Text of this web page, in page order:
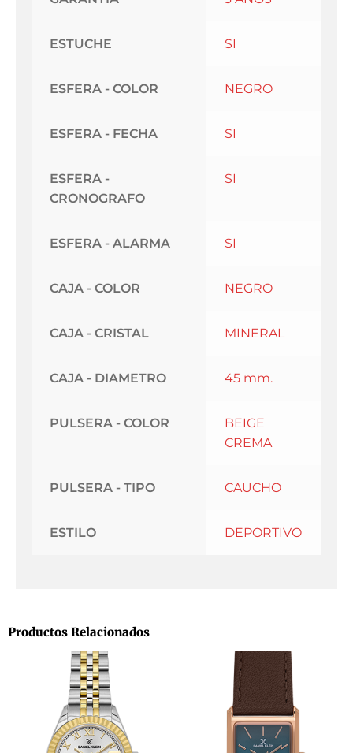
ESTUCHE SI
ESFERA - COLOR NEGRO
ESFERA - FECHA SI
ESFERA -
CRONOGRAFO
SI
ESFERA - ALARMA SI
CAJA - COLOR NEGRO
CAJA - CRISTAL MINERAL
CAJA - DIAMETRO 45 mm.
PULSERA - COLOR
BEIGE
CREMA
PULSERA - TIPO CAUCHO
ESTILO DEPORTIVO
Productos Relacionados